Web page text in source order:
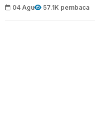
04 Agu 57.1K pembaca